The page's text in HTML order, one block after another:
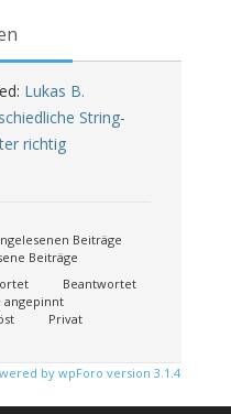
Lukas B.
String-
richtig
Beiträge
Beiträge
Beantwortet
angepinnt
Privat
by wpForo version 3.1.4